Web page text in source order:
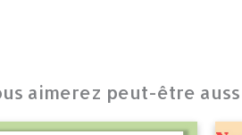
aimerez peut-être